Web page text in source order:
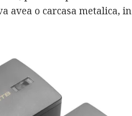
avea o carcasa metalica, in